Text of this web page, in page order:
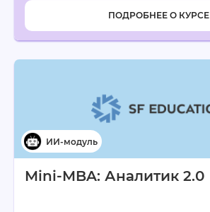
ПОДРОБНЕЕ О КУРСЕ
Mini-MBA: Аналитик 2.0